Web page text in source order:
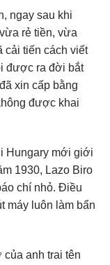
ngay sau khi
rẻ tiền, vừa
cải tiến cách viết
được ra đời bắt
xin cấp bằng
được khai
Hungary mới giới
1930, Lazo Biro
chí nhỏ. Điều
máy luôn làm bẩn
anh trai tên